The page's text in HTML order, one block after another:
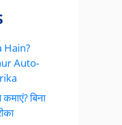
Hain?
Auto-
बिना